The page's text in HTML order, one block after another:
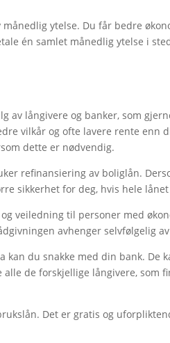
ytelse. Du får bedre
én samlet månedlig ytelse i
av långivere og banker, som
vilkår og ofte lavere rente enn
dette er nødvendig.
refinansiering av boliglån.
sikkerhet for deg, hvis hele
veiledning til personer med
avhenger selvfølgelig
du snakke med din bank. De
de forskjellige långivere, som
Det er gratis og